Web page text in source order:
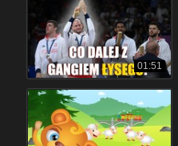
01:51